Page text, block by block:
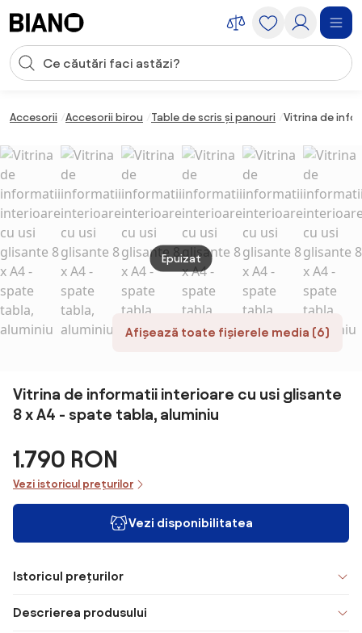
Introducerea căutării
Accesorii Accesorii birou Table de scris și panouri Vitrina de
Afișează toate fișierele media (6)
Epuizat
Vitrina de informatii interioare cu usi glisante
8 x A4 - spate tabla, aluminiu
1.790 RON
Vezi istoricul prețurilor
Vezi disponibilitatea
Istoricul prețurilor
Descrierea produsului